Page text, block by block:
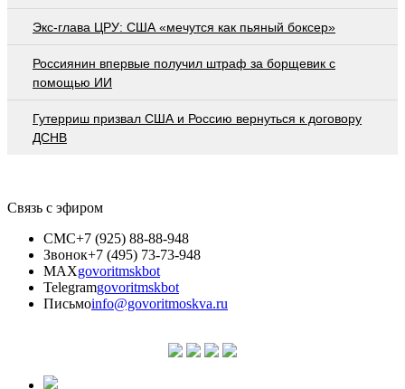
Экс-глава ЦРУ: США «мечутся как пьяный боксер»
Россиянин впервые получил штраф за борщевик с
помощью ИИ
Гутерриш призвал США и Россию вернуться к договору
ДСНВ
Связь с эфиром
СМС+7 (925) 88-88-948
Звонок+7 (495) 73-73-948
MAXgovoritmskbot
Telegramgovoritmskbot
Письмоinfo@govoritmoskva.ru